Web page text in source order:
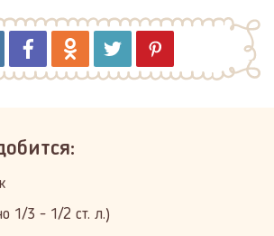
1/3 - 1/2 cт. л.)